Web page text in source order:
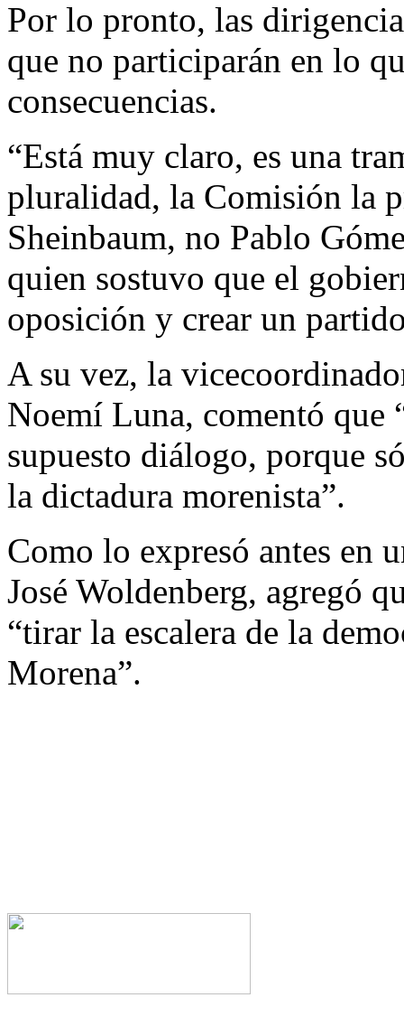
Por lo pronto, las
que no participarán en lo
consecuencias.
“Está muy claro, es una
pluralidad, la Comisión la
Sheinbaum, no Pablo
quien sostuvo que el
oposición y crear un
A su vez, la
Noemí Luna, comentó que
supuesto diálogo, porque
la dictadura morenista”.
Como lo expresó antes en
José Woldenberg, agregó
“tirar la escalera de la
Morena”.